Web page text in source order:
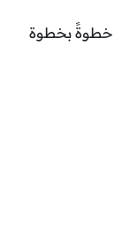
خطوةً بخطوة